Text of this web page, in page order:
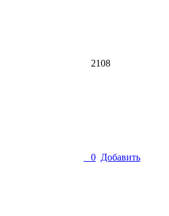
2108
0 Добавить